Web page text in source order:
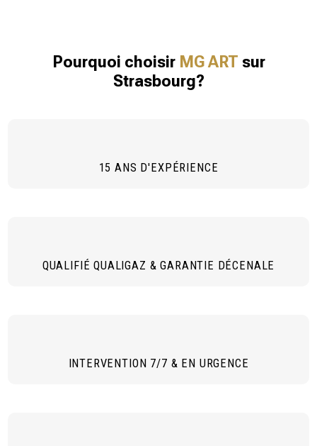
Pourquoi choisir MG ART sur
Strasbourg?
15 ANS D'EXPÉRIENCE
QUALIFIÉ QUALIGAZ & GARANTIE DÉCENALE
INTERVENTION 7/7 & EN URGENCE